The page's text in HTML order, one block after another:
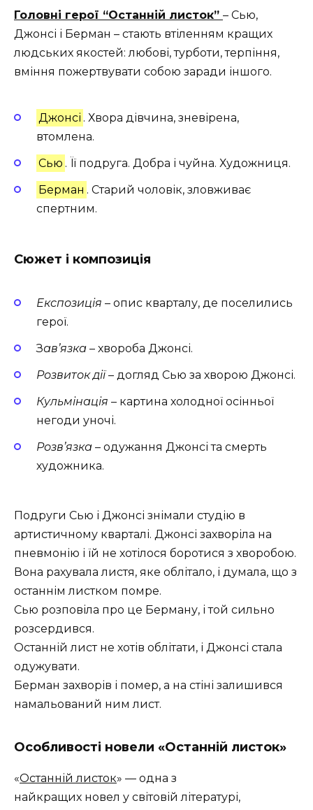
Головні герої “Останній листок” – Сью,
Джонсі і Берман – стають втіленням кращих
людських якостей: любові, турботи, терпіння,
вміння пожертвувати собою заради іншого.
Джонсі . Хвора дівчина, зневірена,
втомлена.
Сью . Її подруга. Добра і чуйна. Художниця.
Берман . Старий чоловік, зловживає
спертним.
Сюжет і композиція
Експозиція – опис кварталу, де поселились
герої.
Зав’язка – хвороба Джонсі.
Розвиток дії– догляд Сью за хворою Джонсі.
Кульмінація – картина холодної осінньої
негоди уночі.
Розв’язка – одужання Джонсі та смерть
художника.
Подруги Сью і Джонсі знімали студію в
артистичному кварталі. Джонсі захворіла на
пневмонію і їй не хотілося боротися з хворобою.
Вона рахувала листя, яке облітало, і думала, що з
останнім листком помре.
Сью розповіла про це Берману, і той сильно
розсердився.
Останній лист не хотів облітати, і Джонсі стала
одужувати.
Берман захворів і помер, а на стіні залишився
намальований ним лист.
Особливості новели «Останній листок»
«Останній листок» — одна з
найкращих новел у світовій літературі,